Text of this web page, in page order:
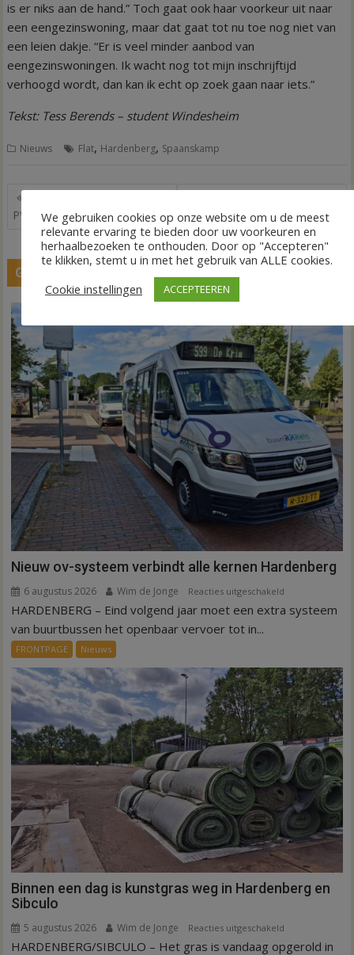
is er niks aan de hand.” Toch gaat ook haar voorkeur uit naar
een eengezinswoning, maar dat gaat tot nu toe nog niet van
een leien dakje. “Er is veel minder aanbod van
eengezinswoningen. Ik wacht nog tot mijn inschrijftijd
verhoogd wordt, dan kan ik echt op zoek gaan naar iets.”
Tekst: Tess Berends – student Windesheim
Nieuws Flat, Hardenberg, Spaanskamp
Bericht
navigatie
PVV?
vierjarige
GERELATEERDE BERICHTEN
Nieuw ov-systeem verbindt alle kernen Hardenberg
6 augustus 2026 Wim de Jonge Reacties uitgeschakeld
Nieuw
alle
kernen
Hardenberg
HARDENBERG – Eind volgend jaar moet een extra systeem
van buurtbussen het openbaar vervoer tot in...
FRONTPAGE Nieuws
Binnen een dag is kunstgras weg in Hardenberg en
Sibculo
5 augustus 2026 Wim de Jonge Reacties uitgeschakeld
Binnen
HARDENBERG/SIBCULO – Het gras is vandaag opgerold in
We gebruiken cookies op onze website om u de meest
relevante ervaring te bieden door uw voorkeuren en
herhaalbezoeken te onthouden. Door op "Accepteren"
te klikken, stemt u in met het gebruik van ALLE cookies.
Cookie instellingen
ACCEPTEEREN